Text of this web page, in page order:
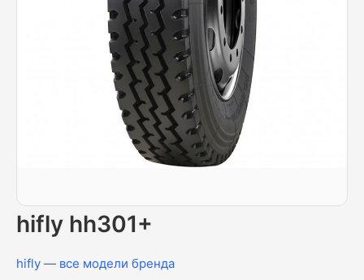
hifly hh301+
hifly — все модели бренда